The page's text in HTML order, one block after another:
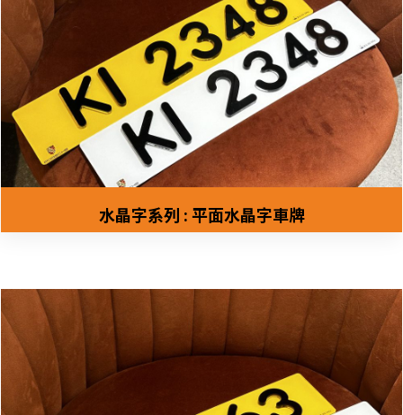
水晶字系列 : 平面水晶字車牌